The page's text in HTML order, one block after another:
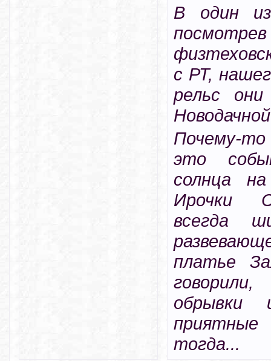
В один
с РТ,
рельс
Почему-то
это
солнца
Ирочки
всегда
платье
обрывки
тогда...